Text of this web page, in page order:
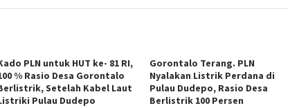
PLN untuk HUT ke- 81 RI,
% Rasio Desa Gorontalo
Setelah Kabel Laut
Pulau Dudepo
Gorontalo Terang. PLN
Nyalakan Listrik Perdana di
Pulau Dudepo, Rasio Desa
Berlistrik 100 Persen